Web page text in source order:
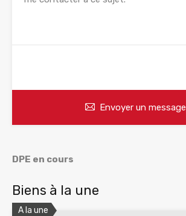
Envoyer un message
DPE en cours
Biens à la une
A la une